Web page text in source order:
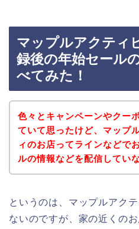
マップルアクティ
録後の年始セール
べてみた！
色々とキャンペーンやクー
ていて思ったけど、マップ
ィのお店ってラインなどで
ルの情報などを配信してい
というのは、マップルアク
ないのですが、家の近くの